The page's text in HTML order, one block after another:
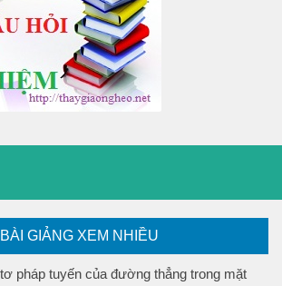
BÀI GIẢNG XEM NHIỀU
pháp tuyến của đường thẳng trong mặt